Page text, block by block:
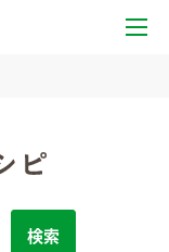
検索